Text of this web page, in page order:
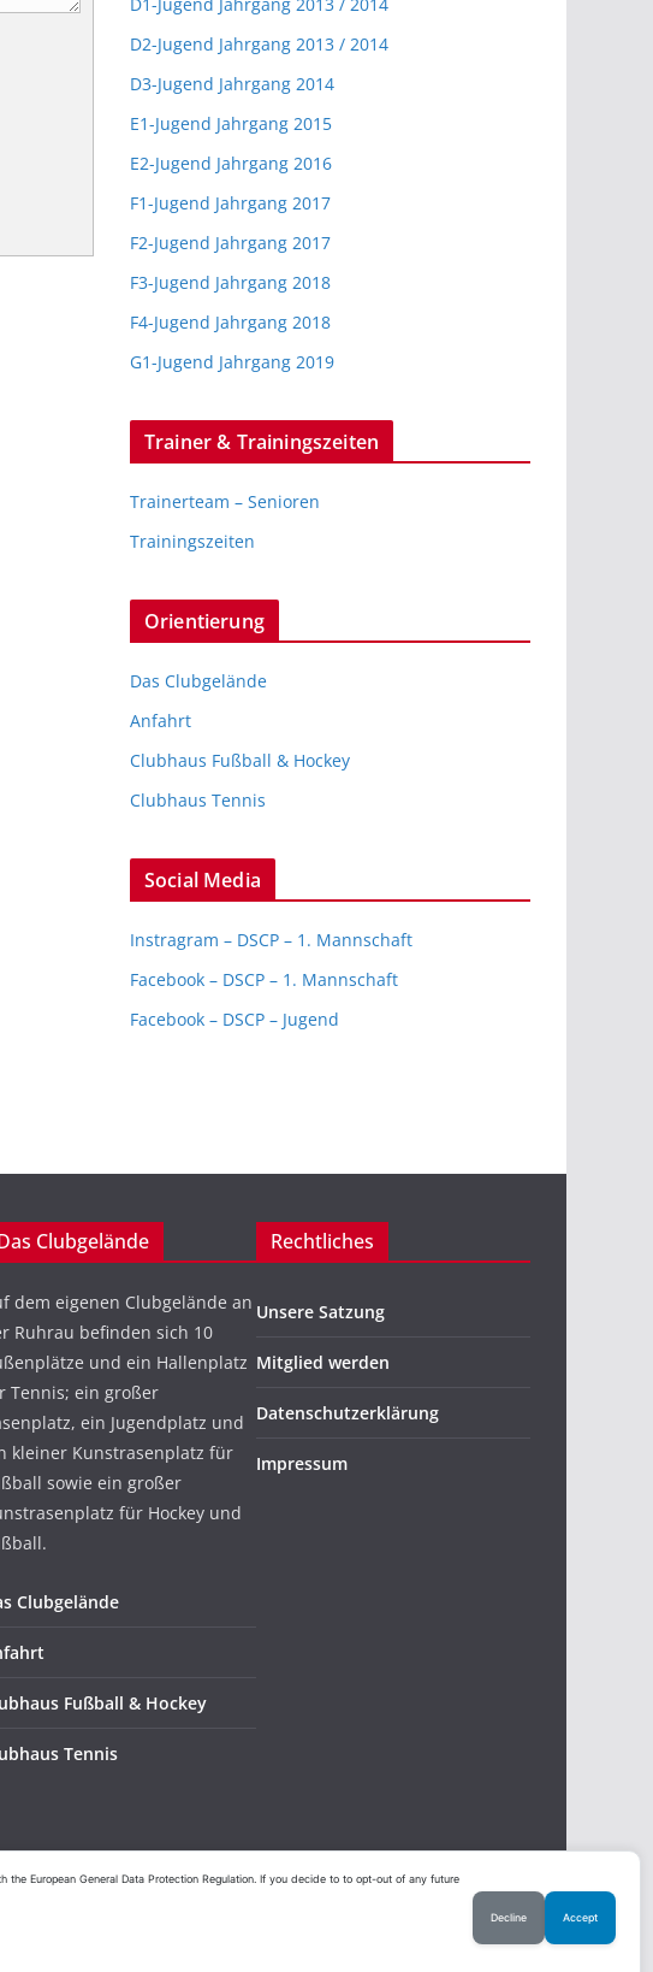
D2-Jugend Jahrgang 2013 / 2014
D3-Jugend Jahrgang 2014
E1-Jugend Jahrgang 2015
E2-Jugend Jahrgang 2016
F1-Jugend Jahrgang 2017
F2-Jugend Jahrgang 2017
F3-Jugend Jahrgang 2018
F4-Jugend Jahrgang 2018
G1-Jugend Jahrgang 2019
Trainer & Trainingszeiten
Trainerteam – Senioren
Trainingszeiten
Orientierung
Das Clubgelände
Anfahrt
Clubhaus Fußball & Hockey
Clubhaus Tennis
Social Media
Instragram – DSCP – 1. Mannschaft
Facebook – DSCP – 1. Mannschaft
Facebook – DSCP – Jugend
Clubgelände
dem eigenen Clubgelände an
Ruhrau befinden sich 10
und ein Hallenplatz
Tennis; ein großer
ein Jugendplatz und
kleiner Kunstrasenplatz für
sowie ein großer
für Hockey und
Clubgelände
Fußball & Hockey
Tennis
Rechtliches
Unsere Satzung
Mitglied werden
Datenschutzerklärung
Impressum
European General Data Protection Regulation. If you decide to to opt-out of any future
Decline Accept